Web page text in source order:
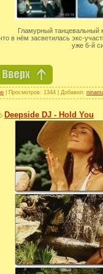
Гламурный танцевальный
в нём засветилась экс-
уже 6-й
| Просмотров: 1344 | Добавил:
Deepside DJ - Hold You